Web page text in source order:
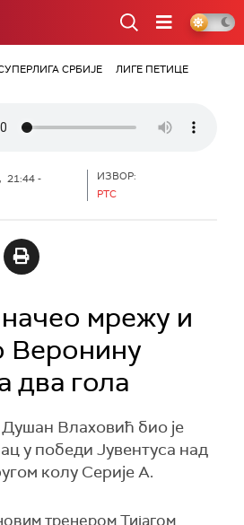
СРБИЈЕ
ЛИГЕ ПЕТИЦЕ
21:44 -
ИЗВОР:
РТС
мрежу и
Веронину
два гола
Влаховић био је
у победи Јувентуса над
колу Серије А.
тренером Тијагом